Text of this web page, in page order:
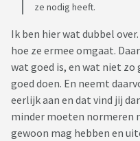
ze nodig heeft.
Ik ben hier wat dubbel
hoe ze ermee omgaat.
wat goed is, en wat niet zo
goed doen. En neemt
eerlijk aan en dat vind jij
minder moeten normeren
gewoon mag hebben en